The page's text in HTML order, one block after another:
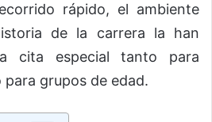
rápido, el ambiente
de la carrera la han
cita especial tanto para
grupos de edad.